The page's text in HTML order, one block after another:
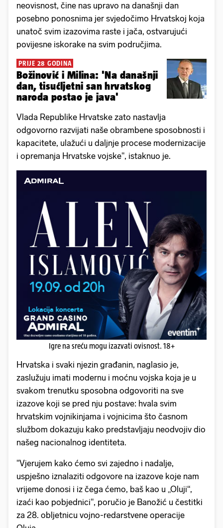
neovisnost, čine nas upravo na današnji dan
posebno ponosnima jer svjedočimo Hrvatskoj koja
unatoč svim izazovima raste i jača, ostvarujući
povijesne iskorake na svim područjima.
PRIJE 28 GODINA
Božinović i Milina: 'Na današnji
dan, tisućljetni san hrvatskog
naroda postao je java'
Vlada Republike Hrvatske zato nastavlja
odgovorno razvijati naše obrambene sposobnosti i
kapacitete, ulažući u daljnje procese modernizacije
i opremanja Hrvatske vojske", istaknuo je.
Igre na sreću mogu izazvati ovisnost. 18+
Hrvatska i svaki njezin građanin, naglasio je,
zaslužuju imati modernu i moćnu vojska koja je u
svakom trenutku sposobna odgovoriti na sve
izazove koji se pred nju postave: hvala svim
hrvatskim vojnikinjama i vojnicima što časnom
službom dokazuju kako predstavljaju neodvojiv dio
našeg nacionalnog identiteta.
"Vjerujem kako ćemo svi zajedno i nadalje,
uspješno iznalaziti odgovore na izazove koje nam
vrijeme donosi i iz čega ćemo, baš kao u „Oluji“,
izaći kao pobjednici", poručio je Banožić u čestitki
za 28. obljetnicu vojno-redarstvene operacije